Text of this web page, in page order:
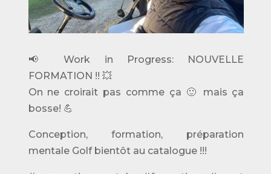
📢 Work in Progress: NOUVELLE
FORMATION !! 💥
On ne croirait pas comme ça 🙂 mais ça
bosse! 💪
Conception, formation, préparation
mentale Golf bientôt au catalogue !!!